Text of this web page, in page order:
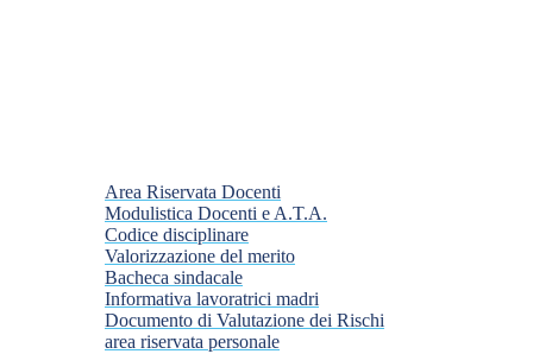
Area Riservata Docenti
Modulistica Docenti e A.T.A.
Codice disciplinare
Valorizzazione del merito
Bacheca sindacale
Informativa lavoratrici madri
Documento di Valutazione dei Rischi
area riservata personale